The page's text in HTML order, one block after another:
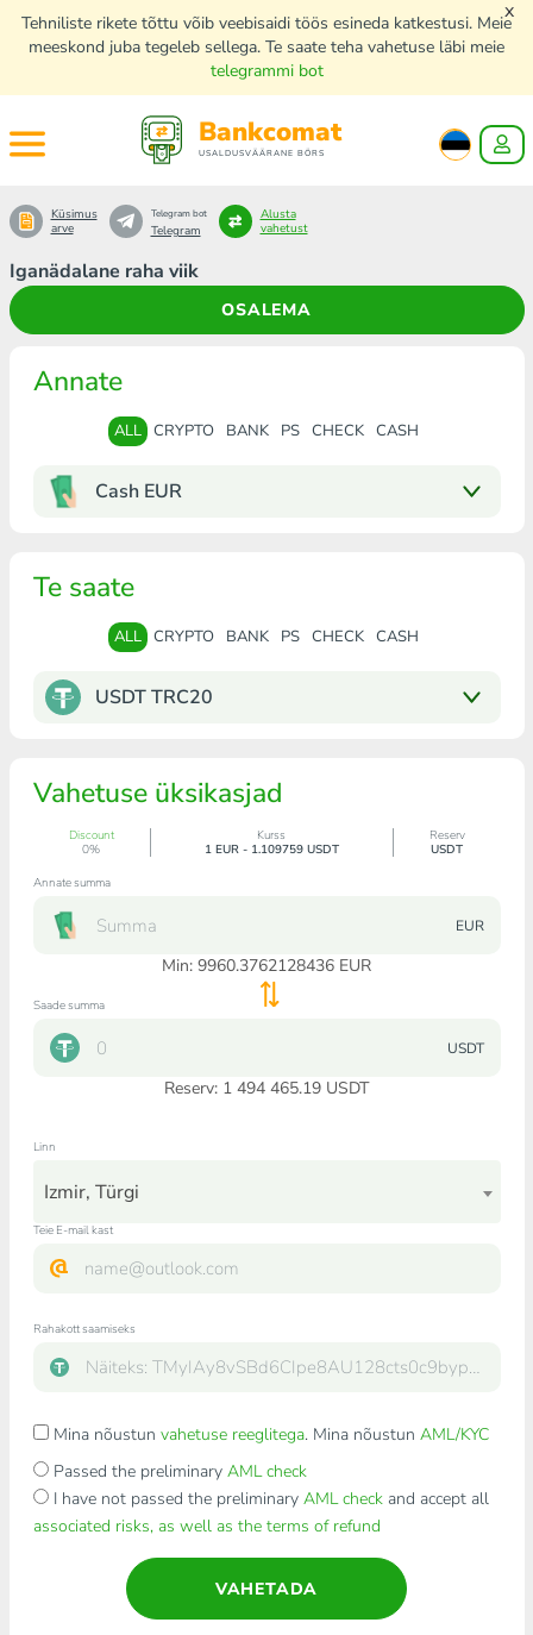
Tehniliste rikete tõttu võib veebisaidi töös esineda katkestusi. Meie
meeskond juba tegeleb sellega. Te saate teha vahetuse läbi meie
telegrammi bot
x
Bankcomat
USALDUSVÄÄRANE BÖRS
Iganädalane raha viik
OSALEMA
Küsimus
arve
Telegram bot
Telegram
Alusta
vahetust
Annate
ALL CRYPTO BANK PS CHECK CASH
Cash EUR
Te saate
ALL CRYPTO BANK PS CHECK CASH
USDT TRC20
Vahetuse üksikasjad
Discount
0%
Kurss
1 EUR - 1.109759 USDT
Reserv
USDT
Annate summa
EUR
Min: 9960.3762128436 EUR
Saade summa
USDT
Reserv: 1 494 465.19 USDT
Linn
Izmir, Türgi
Teie E-mail kast
Rahakott saamiseks
Mina nõustun vahetuse reeglitega. Mina nõustun AML/KYC
Passed the preliminary AML check
I have not passed the preliminary AML checkand accept all
associated risks, as well as the terms of refund
VAHETADA